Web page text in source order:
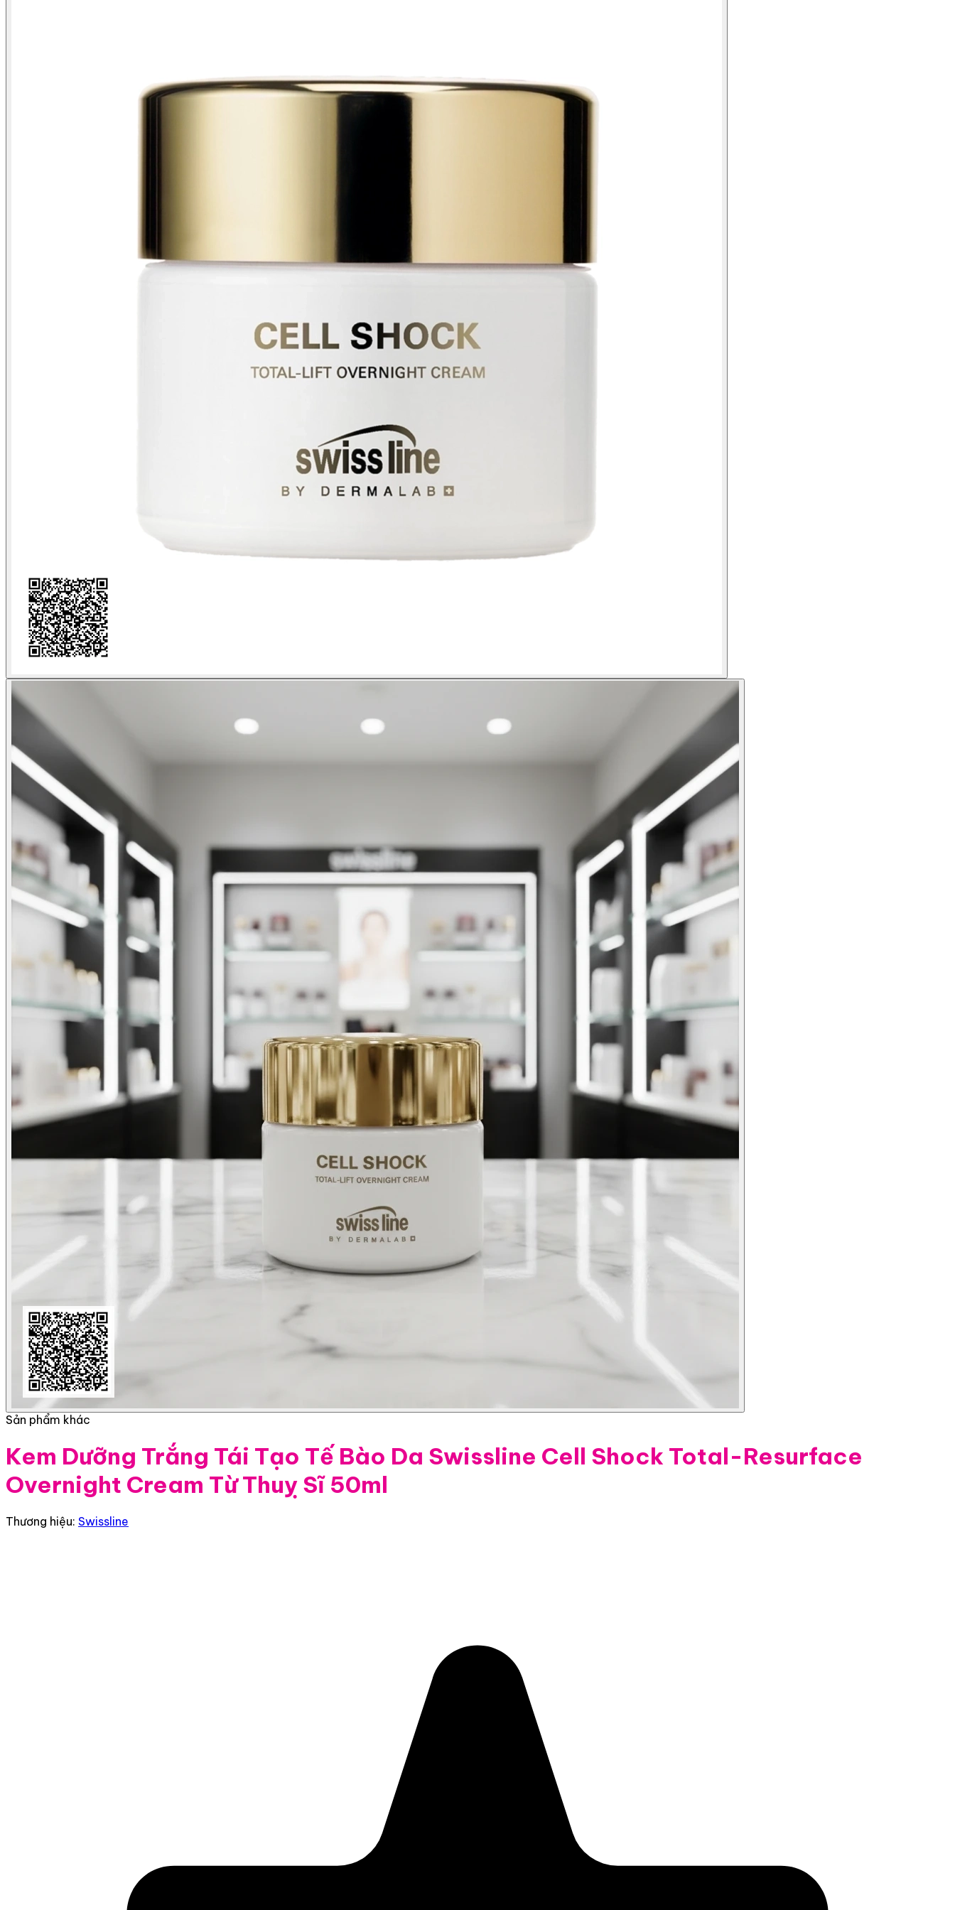
Sản phẩm khác
Kem Dưỡng Trắng Tái Tạo Tế Bào Da Swissline Cell Shock Total-Resurface
Overnight Cream Từ Thuỵ Sĩ 50ml
Thương hiệu: Swissline